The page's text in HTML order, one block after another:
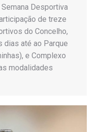
Desportiva
de treze
do Concelho,
dias até ao Parque
e Complexo
modalidades